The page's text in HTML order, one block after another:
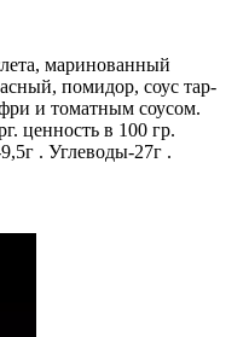
маринованный
помидор, соус тар-
и томатным соусом.
ценность в 100 гр.
. Углеводы-27г .